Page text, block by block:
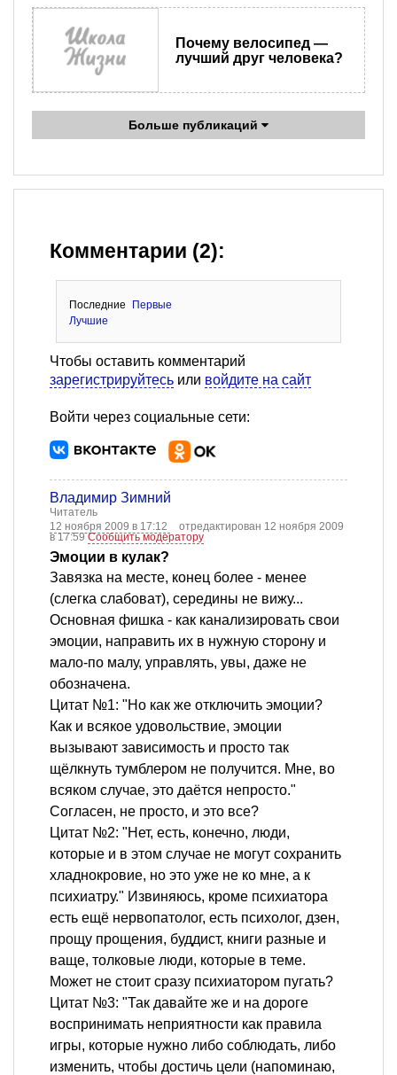
Почему велосипед —
лучший друг человека?
Больше публикаций
Комментарии (2):
Последние
Первые
Лучшие
Чтобы оставить комментарий
зарегистрируйтесь или войдите на сайт
Войти через социальные сети:
Владимир Зимний
Читатель
12 ноября 2009 в 17:12
отредактирован 12 ноября 2009
в 17:59Сообщить модератору
Эмоции в кулак?
Завязка на месте, конец более - менее
(слегка слабоват), середины не вижу...
Основная фишка - как канализировать свои
эмоции, направить их в нужную сторону и
мало-по малу, управлять, увы, даже не
обозначена.
Цитат №1: "Но как же отключить эмоции?
Как и всякое удовольствие, эмоции
вызывают зависимость и просто так
щёлкнуть тумблером не получится. Мне, во
всяком случае, это даётся непросто."
Согласен, не просто, и это все?
Цитат №2: "Нет, есть, конечно, люди,
которые и в этом случае не могут сохранить
хладнокровие, но это уже не ко мне, а к
психиатру." Извиняюсь, кроме психиатора
есть ещё нервопатолог, есть психолог, дзен,
прощу прощения, буддист, книги разные и
ваще, толковые люди, которые в теме.
Может не стоит сразу психиатором пугать?
Цитат №3: "Так давайте же и на дороге
воспринимать неприятности как правила
игры, которые нужно либо соблюдать, либо
изменить, чтобы достичь цели (напоминаю,